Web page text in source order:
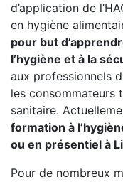
d’application de
en hygiène
pour but
l’hygiène et à la
aux professionnels
les consommateurs
sanitaire.
formation à
ou en présentiel à
Pour de nombreux